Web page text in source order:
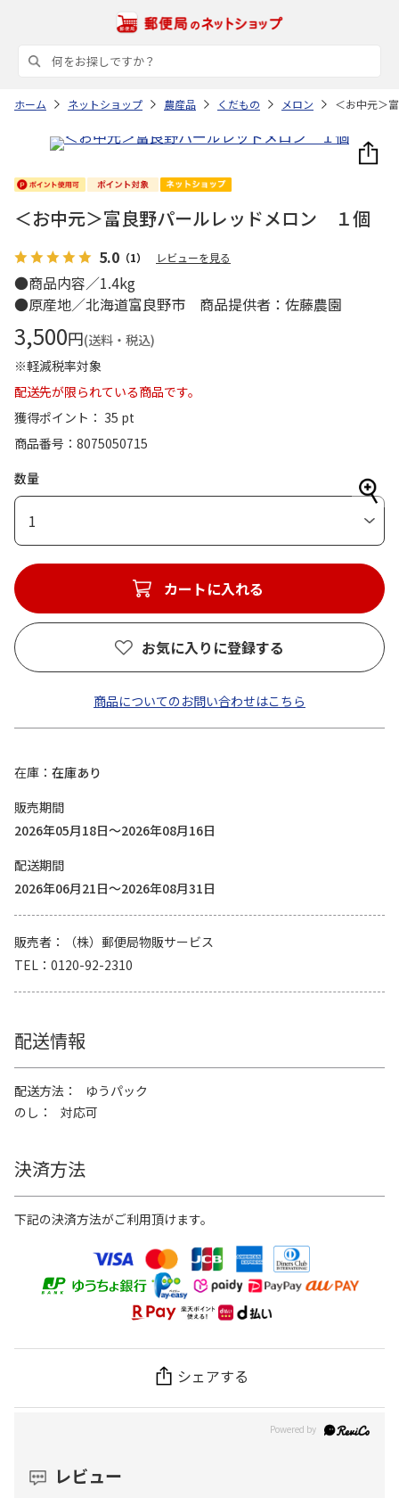
ホーム ネットショップ 農産品 くだもの メロン ＜お中元＞
＜お中元＞富良野パールレッドメロン １個
5.0 （1） レビューを見る
●商品内容／1.4kg
●原産地／北海道富良野市 商品提供者：佐藤農園
3,500円(送料・税込)
※軽減税率対象
配送先が限られている商品です。
獲得ポイント： 35 pt
商品番号
8075050715
数量
1
カートに入れる
お気に入りに登録する
商品についてのお問い合わせはこちら
在庫
在庫あり
販売期間
2026年05月18日～2026年08月16日
配送期間
2026年06月21日～2026年08月31日
販売者
（株）郵便局物販サービス
TEL
0120-92-2310
配送情報
配送方法
ゆうパック
のし
対応可
決済方法
下記の決済方法がご利用頂けます。
シェアする
レビュー